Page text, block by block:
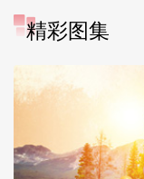
精彩图集